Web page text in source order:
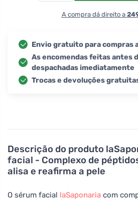
Descrição do produto
facial - Complexo de
alisa e reafirma a pele
O sérum facial laSaponaria com
A compra dá direito a
Envio gratuito para compras
As encomendas feitas antes
despachadas imediatamente
Trocas e devoluções